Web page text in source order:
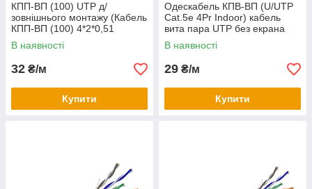
КПП-ВП (100) UTP д/
зовнішнього монтажу (Кабель
КПП-ВП (100) 4*2*0,51
(U/UTP-cat.5E)
В наявності
32 ₴/м
Купити
Одескабель КПВ-ВП (U/UTP
Cat.5e 4Pr Indoor) кабель
вита пара UTP без екрана
кат.5е, 4х2х0.51 (мідь)
В наявності
29 ₴/м
Купити